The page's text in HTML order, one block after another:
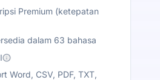
Premium (ketepatan
dalam 63 bahasa
Word, CSV, PDF, TXT,